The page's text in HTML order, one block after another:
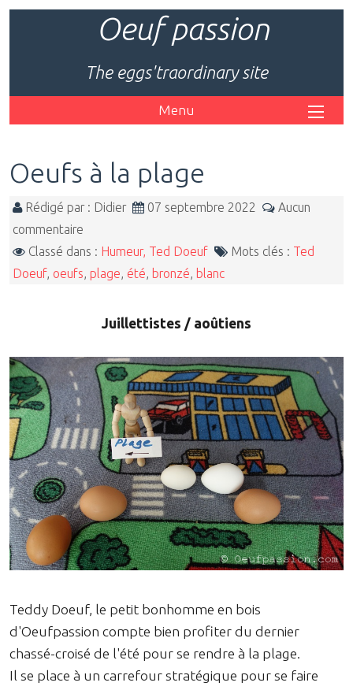
Oeuf passion
The eggs'traordinary site
Menu
Oeufs à la plage
Rédigé par : Didier 07 septembre 2022
Aucun
commentaire
Classé dans : Humeur, Ted Doeuf Mots clés : Ted
Doeuf, oeufs plage été bronzé blanc
Juillettistes / aoûtiens
Teddy Doeuf, le petit bonhomme en bois
d'Oeufpassion compte bien profiter du dernier
chassé-croisé de l'été pour se rendre à la plage.
Il se place à un carrefour stratégique pour se faire